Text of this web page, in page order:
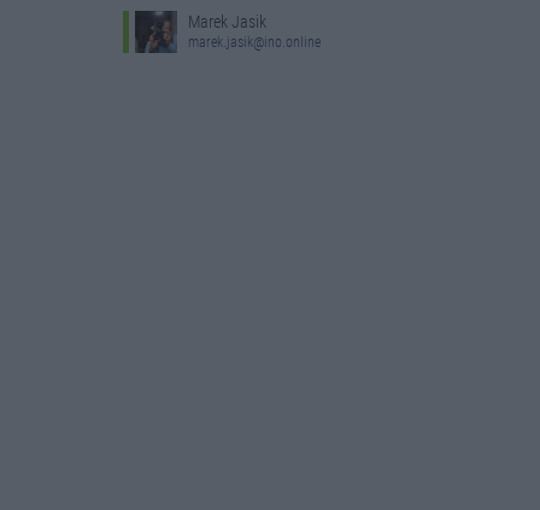
Marek Jasik
marek.jasik@ino.online